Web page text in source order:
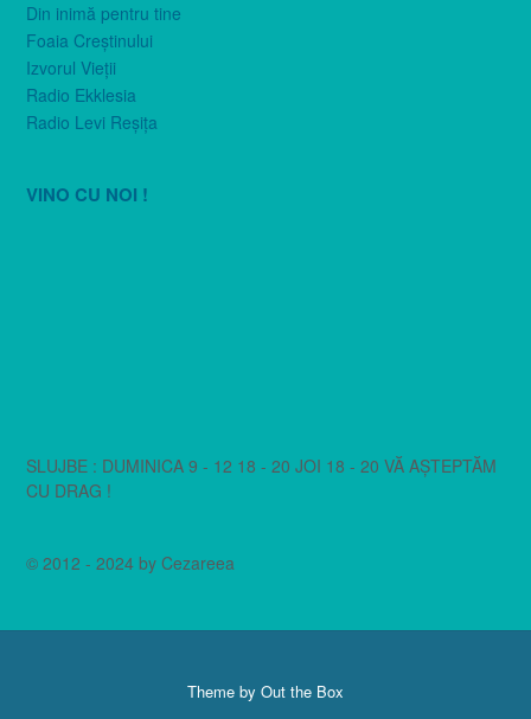
Din inimă pentru tine
Foaia Creştinului
Izvorul Vieţii
Radio Ekklesia
Radio Levi Reşiţa
VINO CU NOI !
SLUJBE : DUMINICA 9 - 12 18 - 20 JOI 18 - 20 VĂ AȘTEPTĂM
CU DRAG !
© 2012 - 2024 by Cezareea
Theme by Out the Box